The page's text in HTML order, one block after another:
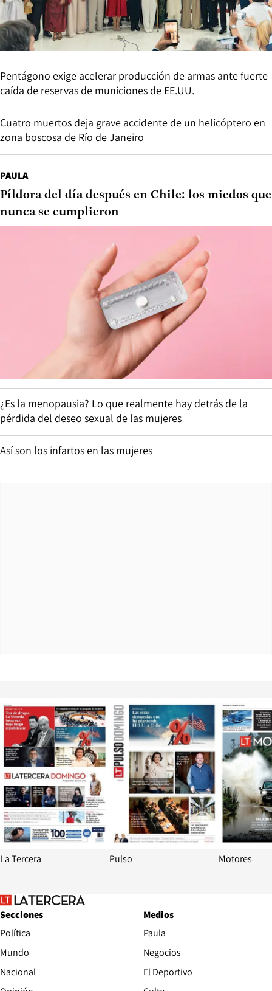
Pentágono exige acelerar producción de armas ante fuerte
caída de reservas de municiones de EE.UU.
Cuatro muertos deja grave accidente de un helicóptero en
zona boscosa de Río de Janeiro
PAULA
Píldora del día después en Chile: los miedos que
nunca se cumplieron
¿Es la menopausia? Lo que realmente hay detrás de la
pérdida del deseo sexual de las mujeres
Así son los infartos en las mujeres
Opens in new window
La Tercera
Opens in
Pulso Motores
Secciones
Política
Mundo
Nacional
Medios
Paula
Negocios
El Deportivo